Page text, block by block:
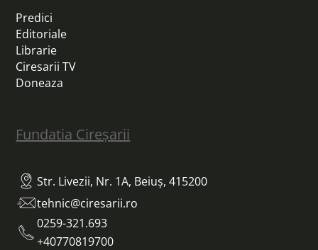
Predici
Editoriale
Librarie
Ciresarii TV
Doneaza
Fundatia Cireșarii
Str. Livezii, Nr. 1A, Beiuș, 415200
tehnic@ciresarii.ro
0259-321.693
+40770819700